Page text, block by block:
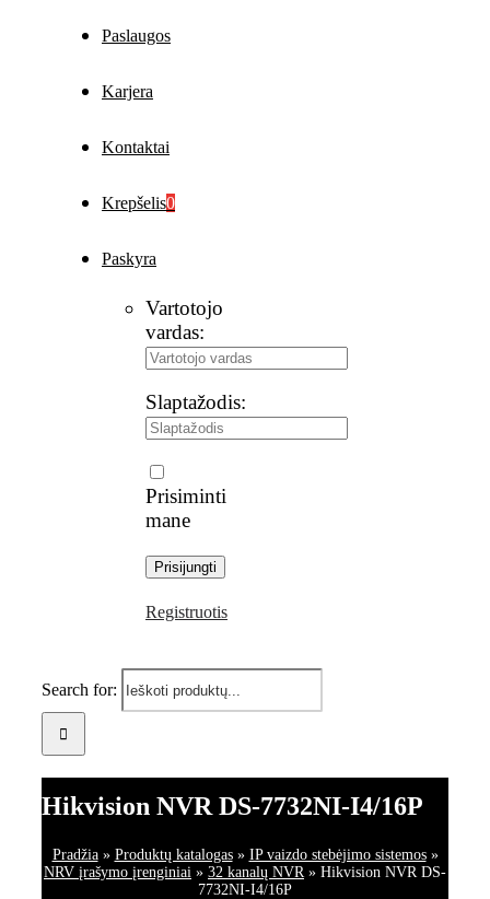
Paslaugos
Karjera
Kontaktai
Krepšelis0
Paskyra
Vartotojo
vardas:
Slaptažodis:
Prisiminti
mane
Registruotis
Search for:
Hikvision NVR DS-7732NI-I4/16P
Pradžia» Produktų katalogas» IP vaizdo stebėjimo sistemos»
NRV įrašymo įrenginiai » 32 kanalų NVR» Hikvision NVR DS-
7732NI-I4/16P